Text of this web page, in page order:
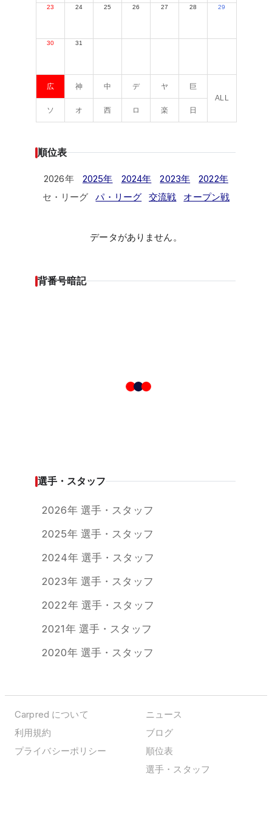
23 24 25 26 27 28 29
30 31
広 神 中 デ ヤ
巨
ALL
ソ
オ 西 ロ 楽 日
順位表
2026年 2025年 2024年 2023年
2022年
セ・リーグ
パ・リーグ 交流戦 オープン戦
データがありません。
背番号暗記
選手・スタッフ
2026年 選手・スタッフ
2025年 選手・スタッフ
2024年 選手・スタッフ
2023年 選手・スタッフ
2022年 選手・スタッフ
2021年 選手・スタッフ
2020年 選手・スタッフ
Carpred について
利用規約
プライバシーポリシー
ニュース
ブログ
順位表
選手・スタッフ